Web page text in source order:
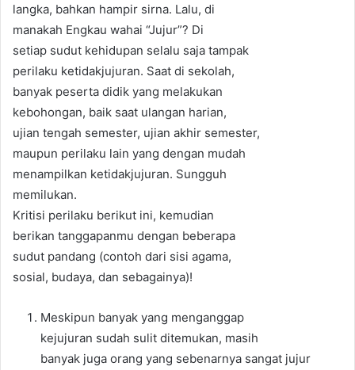
langka, bahkan hampir sirna. Lalu, di
manakah Engkau wahai “Jujur”? Di
setiap sudut kehidupan selalu saja tampak
perilaku ketidakjujuran. Saat di sekolah,
banyak peserta didik yang melakukan
kebohongan, baik saat ulangan harian,
ujian tengah semester, ujian akhir semester,
maupun perilaku lain yang dengan mudah
menampilkan ketidakjujuran. Sungguh
memilukan.
Kritisi perilaku berikut ini, kemudian
berikan tanggapanmu dengan beberapa
sudut pandang (contoh dari sisi agama,
sosial, budaya, dan sebagainya)!
Meskipun banyak yang menganggap
kejujuran sudah sulit ditemukan, masih
banyak juga orang yang sebenarnya sangat jujur